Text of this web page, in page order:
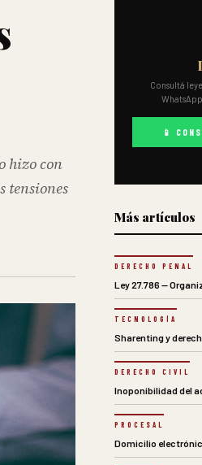
hizo con
tensiones
Consultá
📱
Más artículos
DERECHO PENAL
Ley 27.786 —
TECNOLOGÍA
Sharenting y
DERECHO CIVIL
Inoponibilidad del
PROCESAL
Domicilio